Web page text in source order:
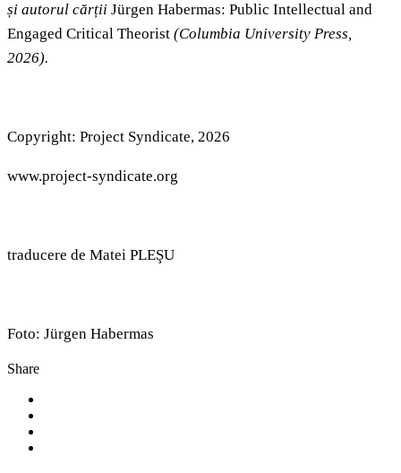
și autorul cărții Jürgen Habermas: Public Intellectual and
Engaged Critical Theorist (Columbia University Press,
2026).
Copyright: Project Syndicate, 2026
www.project-syndicate.org
traducere de Matei PLEŞU
Foto: Jürgen Habermas
Share